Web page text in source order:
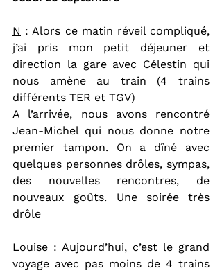
N : Alors ce matin réveil compliqué,
j’ai pris mon petit déjeuner et
direction la gare avec Célestin qui
nous amène au train (4 trains
différents TER et TGV)
A l’arrivée, nous avons rencontré
Jean-Michel qui nous donne notre
premier tampon. On a dîné avec
quelques personnes drôles, sympas,
des nouvelles rencontres, de
nouveaux goûts. Une soirée très
drôle
Louise : Aujourd’hui, c’est le grand
voyage avec pas moins de 4 trains